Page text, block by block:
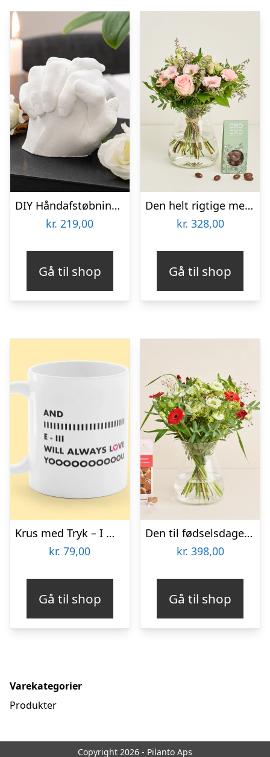
DIY Håndafstøbningskit – Spralla
kr. 219,00
Gå til shop
Den helt rigtige med flødechokolade mandler
kr. 328,00
Gå til shop
Krus med Tryk – I Will Always Love You
kr. 79,00
Gå til shop
Den til fødselsdagen med tillykkekarameller
kr. 398,00
Gå til shop
Varekategorier
Produkter
Copyright 2026 - Pilanto Aps